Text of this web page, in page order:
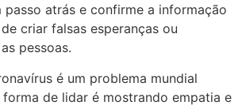
passo atrás e confirme a informação
criar falsas esperanças ou
pessoas.
é um problema mundial
de lidar é mostrando empatia e